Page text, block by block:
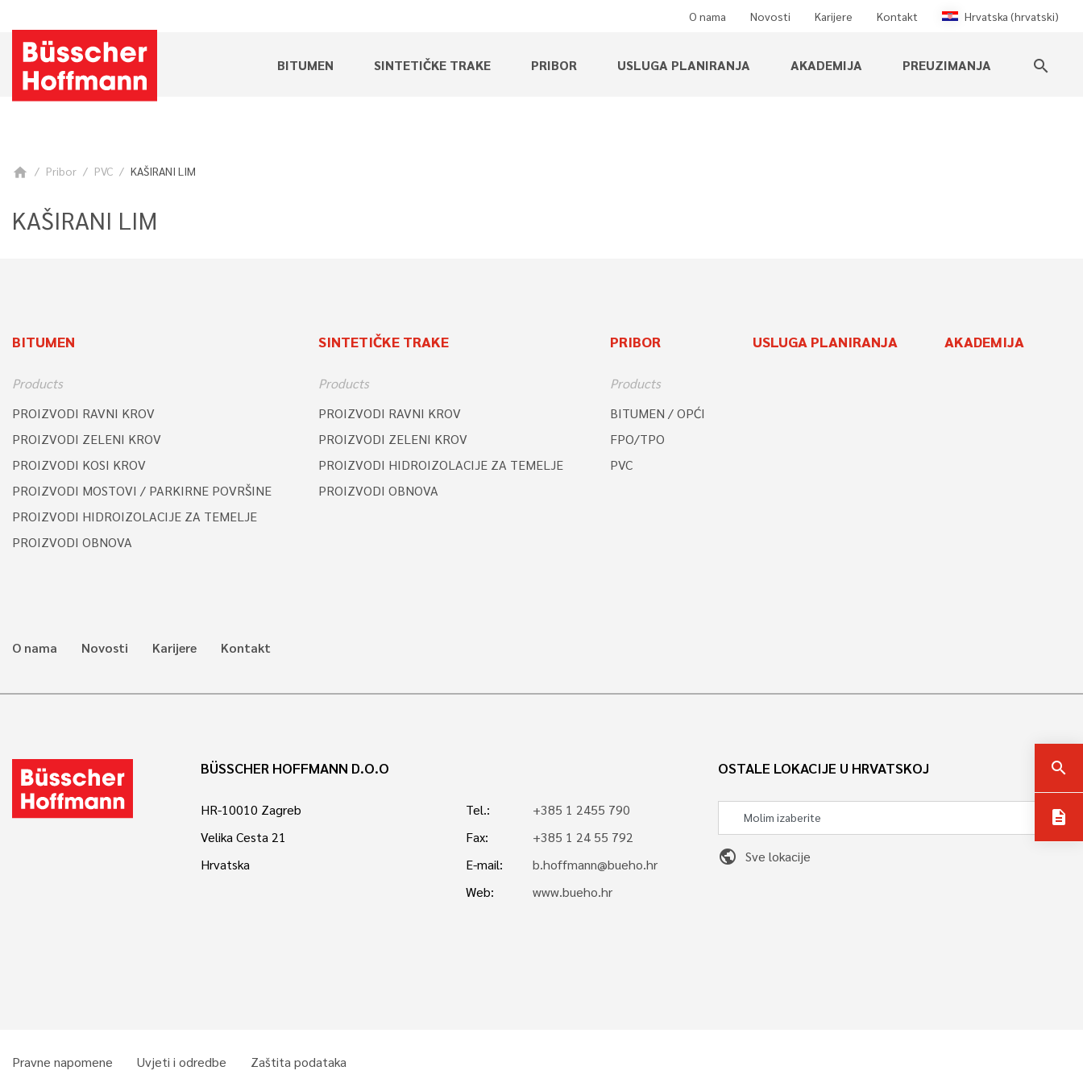
O nama Novosti Karijere Kontakt Hrvatska (hrvatski)
BITUMEN SINTETIČKE TRAKE PRIBOR USLUGA PLANIRANJA AKADEMIJA PREUZIMANJA search
home Pribor PVC KAŠIRANI LIM
KAŠIRANI LIM
search
description
BITUMEN
Products
PROIZVODI RAVNI KROV
PROIZVODI ZELENI KROV
PROIZVODI KOSI KROV
PROIZVODI MOSTOVI / PARKIRNE POVRŠINE
PROIZVODI HIDROIZOLACIJE ZA TEMELJE
PROIZVODI OBNOVA
SINTETIČKE TRAKE
Products
PROIZVODI RAVNI KROV
PROIZVODI ZELENI KROV
PROIZVODI HIDROIZOLACIJE ZA TEMELJE
PROIZVODI OBNOVA
PRIBOR
Products
BITUMEN / OPĆI
FPO/TPO
PVC
USLUGA PLANIRANJA AKADEMIJA
O nama Novosti Karijere Kontakt
BÜSSCHER HOFFMANN D.O.O
HR-10010 Zagreb
Velika Cesta 21
Hrvatska
Tel.:
+385 1 2455 790
Fax:
+385 1 24 55 792
E-mail:
b.hoffmann@bueho.hr
Web:
www.bueho.hr
OSTALE LOKACIJE U HRVATSKOJ
public Sve lokacije
Pravne napomene Uvjeti i odredbe Zaštita podataka